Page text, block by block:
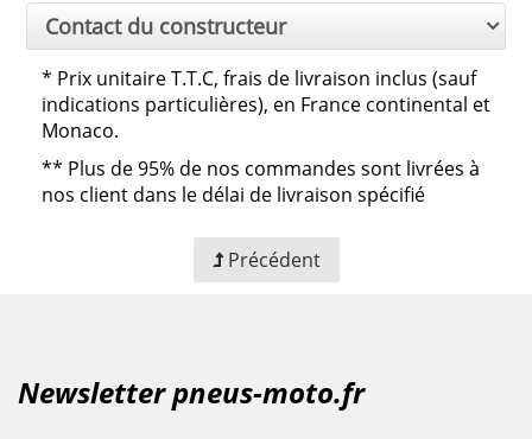
Contact du constructeur
* Prix unitaire T.T.C, frais de livraison inclus (sauf
indications particulières), en France continental et
Monaco.
** Plus de 95% de nos commandes sont livrées à
nos client dans le délai de livraison spécifié
Précédent
Newsletter pneus-moto.fr